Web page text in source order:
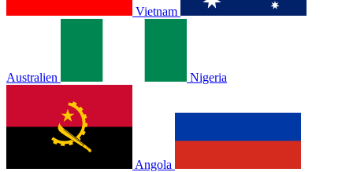
Vietnam
Australien Nigeria
Angola